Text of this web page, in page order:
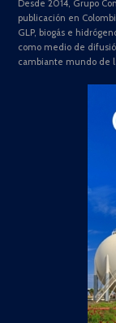
Desde 2014, Grupo
publicación en
GLP, biogás e
como medio de
cambiante mundo de